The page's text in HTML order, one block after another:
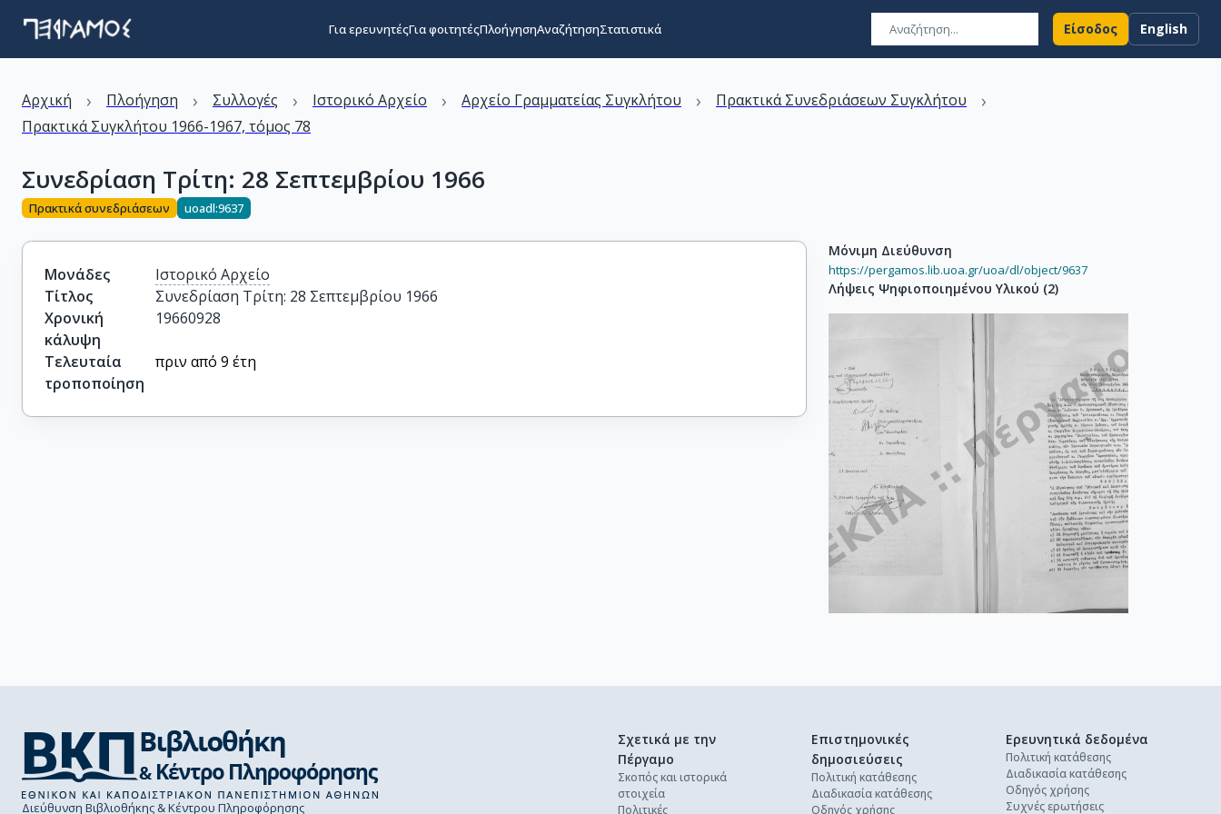
Για ερευνητέςΓια φοιτητέςΠλοήγησηΑναζήτησηΣτατιστικά Είσοδος English
Αρχική › Πλοήγηση › Συλλογές › Ιστορικό Αρχείο › Αρχείο Γραμματείας Συγκλήτου › Πρακτικά Συνεδριάσεων Συγκλήτου ›
Πρακτικά Συγκλήτου 1966-1967, τόμος 78
Συνεδρίαση Τρίτη: 28 Σεπτεμβρίου 1966
Πρακτικά συνεδριάσεων uoadl:9637
Μονάδες
Ιστορικό Αρχείο
Τίτλος
Συνεδρίαση Τρίτη: 28 Σεπτεμβρίου 1966
Χρονική
κάλυψη
19660928
Τελευταία
τροποποίηση
πριν από 9 έτη
Μόνιμη Διεύθυνση
https://pergamos.lib.uoa.gr/uoa/dl/object/9637
Λήψεις Ψηφιοποιημένου Υλικού (2)
Διεύθυνση Βιβλιοθήκης & Κέντρου Πληροφόρησης
Σχετικά με την
Πέργαμο
Σκοπός και ιστορικά
στοιχεία
Πολιτικές
Επιστημονικές
δημοσιεύσεις
Πολιτική κατάθεσης
Διαδικασία κατάθεσης
Οδηγός χρήσης
Ερευνητικά δεδομένα
Πολιτική κατάθεσης
Διαδικασία κατάθεσης
Οδηγός χρήσης
Συχνές ερωτήσεις